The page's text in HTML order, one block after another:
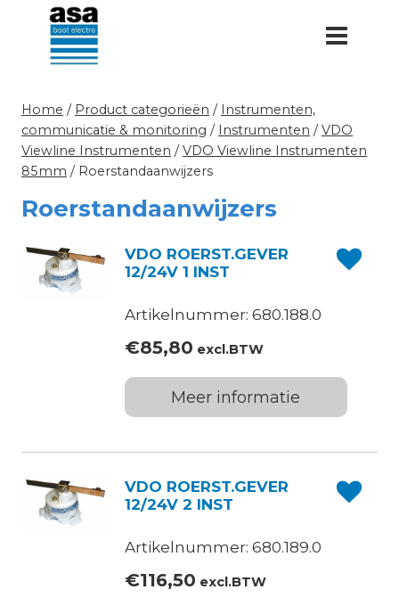
Doorgaan
inhoud
Home / Product categorieën / Instrumenten,
communicatie & monitoring / Instrumenten / VDO
Viewline Instrumenten / VDO Viewline Instrumenten
85mm / Roerstandaanwijzers
Roerstandaanwijzers
VDO ROERST.GEVER
12/24V 1 INST
Artikelnummer: 680.188.0
€85,80 excl.BTW
Meer informatie
VDO ROERST.GEVER
12/24V 2 INST
Artikelnummer: 680.189.0
€116,50 excl.BTW